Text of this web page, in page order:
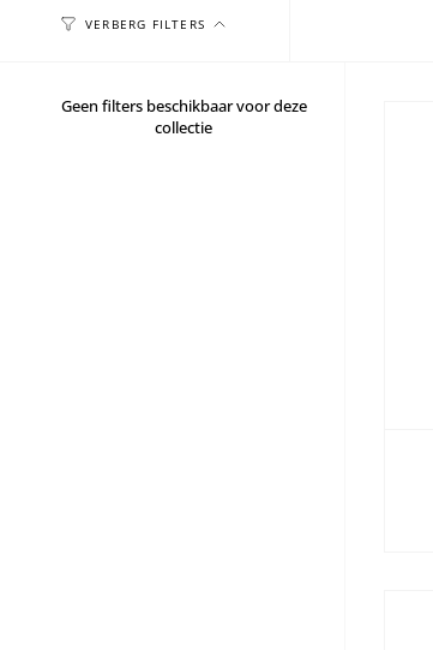
VERBERG FILTERS
Geen filters beschikbaar voor deze
collectie